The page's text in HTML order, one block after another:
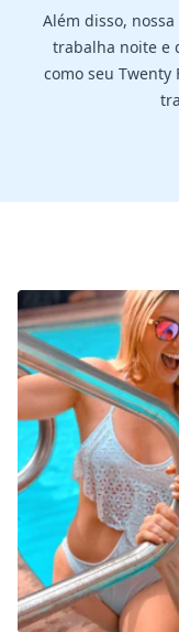
Além disso,
trabalha noite e
como seu Twenty